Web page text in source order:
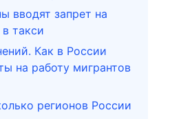
вводят запрет на
такси
Как в России
на работу мигрантов
регионов России